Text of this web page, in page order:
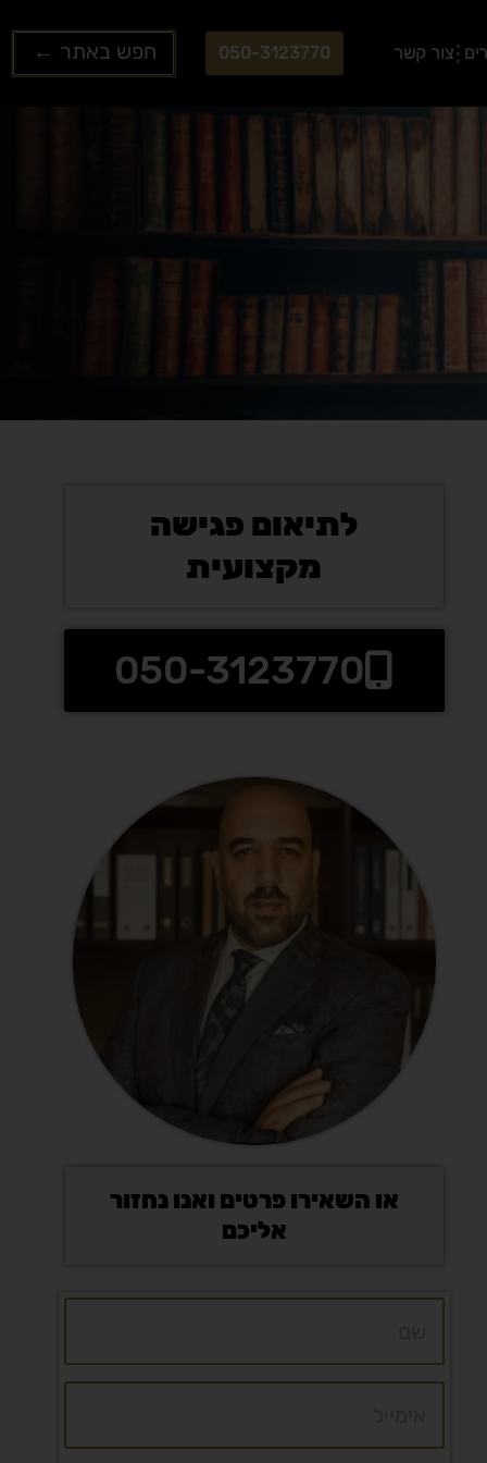
צור קשר 050-3123770
Search
...
לתיאום פגישה
מקצועית
050-3123770
או השאירו פרטים ואנו נחזור
אליכם
מ